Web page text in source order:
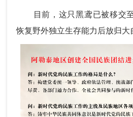
目前，这只黑鸢已被移交至
恢复野外独立生存能力后放归大